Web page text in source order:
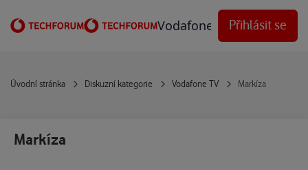
Vodafone Techforum
Přihlásit se
Úvodní stránka Diskuzní kategorie Vodafone TV Markíza
Markíza